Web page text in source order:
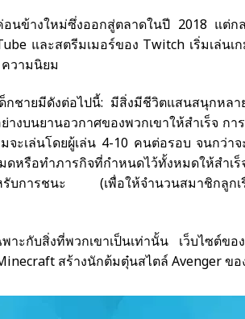
นข้างใหม่ซึ่งออกสู่ตลาดในปี 2018 แต่ก
และสตรีมเมอร์ของ Twitch เริ่มเล่น
วามนิยม
กชายมีดังต่อไปนี้: มีสิ่งมีชีวิตแสนสนุกหล
งบนยานอวกาศของพวกเขาให้สำเร็จ ก
จะเล่นโดยผู้เล่น 4-10 คนต่อรอบ จนกว่า
ดหรือทำภารกิจที่กำหนดไว้ทั้งหมดให้สำ
หรับการชนะ (เพื่อให้จำนวนสมาชิกลู
พาะกับสิ่งที่พวกเขาเป็นเท่านั้น เว็บไซ
สร้างนักต้มตุ๋นสไตล์ Avenger